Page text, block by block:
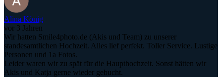
Alina König
vor 3 Jahren
Wir hatten Smile4photo.de (Akis und Team) zu unserer
standesamtlichen Hochzeit. Alles lief perfekt. Toller Service. Lustige
Personen und 1a Fotos.
Leider waren wir zu spät für die Haupthochzeit. Sonst hätten wir
Akis und Katja gerne wieder gebucht.